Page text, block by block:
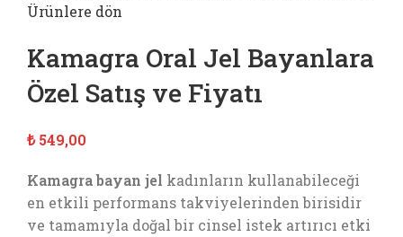
Ürünlere dön
Kamagra Oral Jel Bayanlara
Özel Satış ve Fiyatı
₺549,00
Kamagra bayan jel kadınların kullanabileceği
en etkili performans takviyelerinden birisidir
ve tamamıyla doğal bir cinsel istek artırıcı etki